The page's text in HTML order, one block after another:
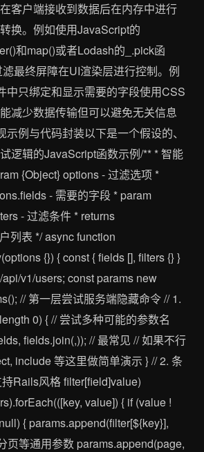
客户端接收到数据后在内存中进行
换。例如使用JavaScript的
和map()或者Lodash的_.pick函
最终屏障在UI渲染层进行控制。例
中只绑定和显示需要的字段使用CSS
减少数据传输但可以避免无关信息
例与代码封装以下是一个假设的、
逻辑的JavaScript函数示例/** * 智能
{Object} options - 过滤选项 *
- 需要的字段 * param
- 过滤条件 * returns
列表 */ async function
{}) { const { fields [], filters {} }
v1/users; const params new
// 第一层尝试服务端隐藏命令 // 1.
0) { // 尝试多种可能的参数名
fields.join(,)); // 最常见 // 如果不行
include 等这里做简单演示 } // 2. 条
Rails风格 filter[field]value)
value]) { if (value !
{ params.append(filter[${key}],
页等通用参数 params.append(page,